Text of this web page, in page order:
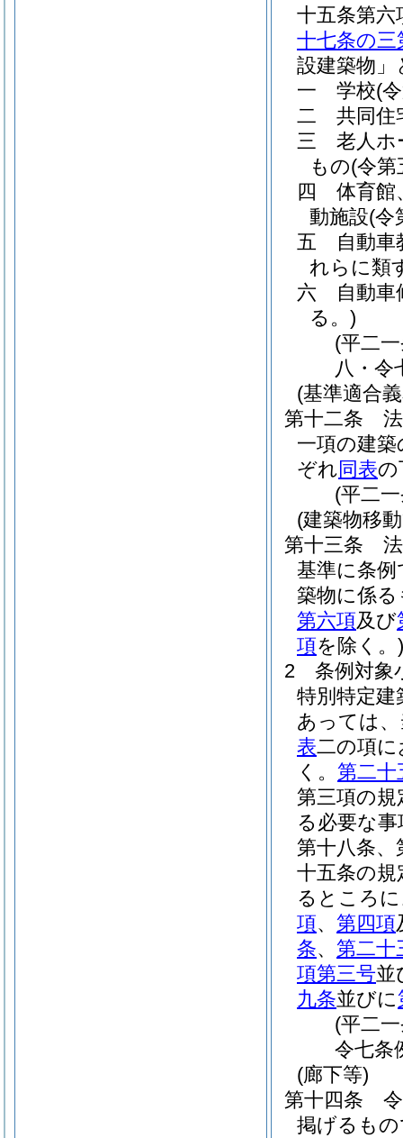
十五条第
十七条の三
設建築物」
一
学校(
二
共同住
三
老人ホ
もの(令
四
体育館
動施設(令
五
自動
れらに類
六
自動車
る。)
(平二
八・令
(基準適合
第十二条
一項の建
ぞれ同表の
(平二
(建築物移
第十三条
基準に条
築物に係
第六項及び
項を除く。)
2
条例対象
特別特定建
あっては
表二の項
く。 第二十
第三項の
る必要な
第十八条、
十五条の
るところ
項、 第四項
条、 第二十
項第三号並
九条並びに
(平二
令七条
(廊下等)
第十四条
掲げるも